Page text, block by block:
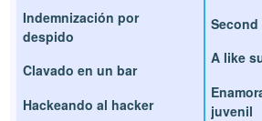
Indemnización por
despido
Clavado en un bar
Hackeando al hacker
A like
juvenil